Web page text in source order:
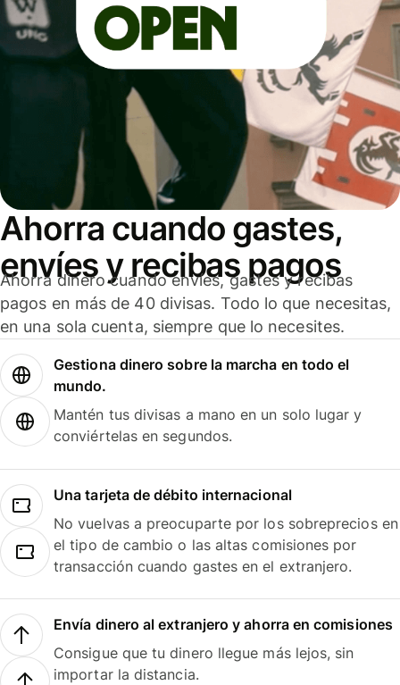
Ahorra cuando gastes,
envíes y recibas pagos
Ahorra dinero cuando envíes, gastes y recibas
pagos en más de 40 divisas. Todo lo que necesitas,
en una sola cuenta, siempre que lo necesites.
Gestiona dinero sobre la marcha en todo el
mundo.
Mantén tus divisas a mano en un solo lugar y
conviértelas en segundos.
Una tarjeta de débito internacional
No vuelvas a preocuparte por los sobreprecios en
el tipo de cambio o las altas comisiones por
transacción cuando gastes en el extranjero.
Envía dinero al extranjero y ahorra en comisiones
Consigue que tu dinero llegue más lejos, sin
importar la distancia.